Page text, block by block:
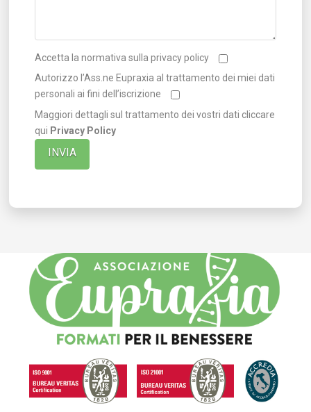
Accetta la normativa sulla privacy policy
Autorizzo l’Ass.ne Eupraxia al trattamento dei miei dati
personali ai fini dell’iscrizione
Maggiori dettagli sul trattamento dei vostri dati cliccare
qui Privacy Policy